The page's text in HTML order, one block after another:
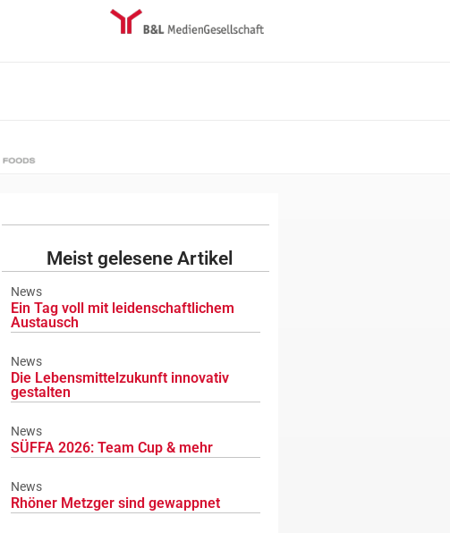
Meist gelesene Artikel
News
Ein Tag voll mit leidenschaftlichem
Austausch
News
Die Lebensmittelzukunft innovativ
gestalten
News
SÜFFA 2026: Team Cup & mehr
News
Rhöner Metzger sind gewappnet